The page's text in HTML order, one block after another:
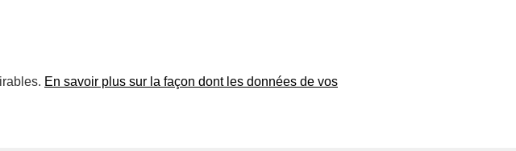
En savoir plus sur la façon dont les données de vos